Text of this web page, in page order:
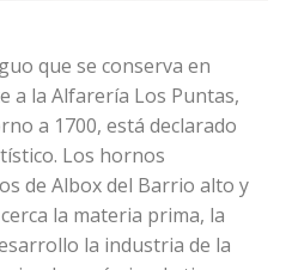
que se conserva en
a la Alfarería Los Puntas,
a 1700, está declarado
Los hornos
de Albox del Barrio alto y
la materia prima, la
la industria de la